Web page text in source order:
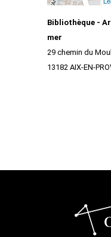
Bibliothèque -
mer
29 chemin du
13182 AIX-EN-